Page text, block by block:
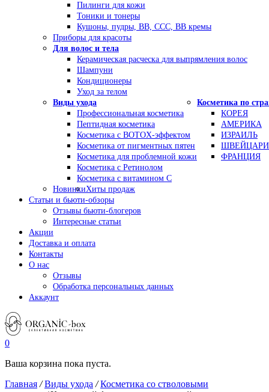
Пилинги для кожи
Тоники и тонеры
Кушоны, пудры, ВВ, ССС, ВВ кремы
Приборы для красоты
Для волос и тела
Керамическая расческа для выпрямления волос
Шампуни
Кондиционеры
Уход за телом
Виды ухода
Профессиональная косметика
Пептидная косметика
Косметика с BOTOX-эффектом
Косметика от пигментных пятен
Косметика для проблемной кожи
Косметика с Ретинолом
Косметика с витамином С
Косметика по
КОРЕЯ
АМЕРИКА
ИЗРАИЛЬ
ФРАНЦИЯ
НовинкиХиты продаж
Статьи и бьюти-обзоры
Отзывы бьюти-блогеров
Интересные статьи
Акции
Доставка и оплата
Контакты
О нас
Отзывы
Обработка персональных данных
Аккаунт
0
Ваша корзина пока пуста.
Главная /Виды ухода /Косметика со стволовыми